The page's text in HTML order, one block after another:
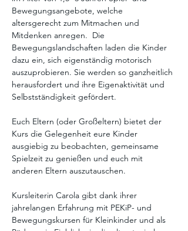
Bewegungsangebote, welche
altersgerecht zum Mitmachen und
Mitdenken anregen.  Die
Bewegungslandschaften laden die Kinder
dazu ein, sich eigenständig motorisch
auszuprobieren. Sie werden so ganzheitlich
herausfordert und ihre Eigenaktivität und
Selbstständigkeit gefördert.
Euch Eltern (oder Großeltern) bietet der
Kurs die Gelegenheit eure Kinder
ausgiebig zu beobachten, gemeinsame
Spielzeit zu genießen und euch mit
anderen Eltern auszutauschen.
Kursleiterin Carola gibt dank ihrer
jahrelangen Erfahrung mit PEKiP- und
Bewegungskursen für Kleinkinder und als